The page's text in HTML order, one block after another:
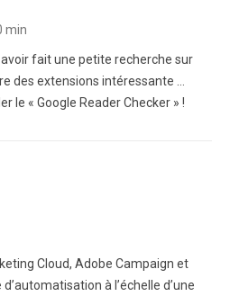
min
fait une petite recherche sur
des extensions intéressante …
le « Google Reader Checker » !
Cloud, Adobe Campaign et
à l’échelle d’une